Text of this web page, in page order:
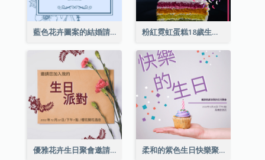
藍色花卉圖案的結婚請柬 粉紅霓虹蛋糕18歲生日請柬
優雅花卉生日聚會邀請函 柔和的紫色生日快樂聚會請柬